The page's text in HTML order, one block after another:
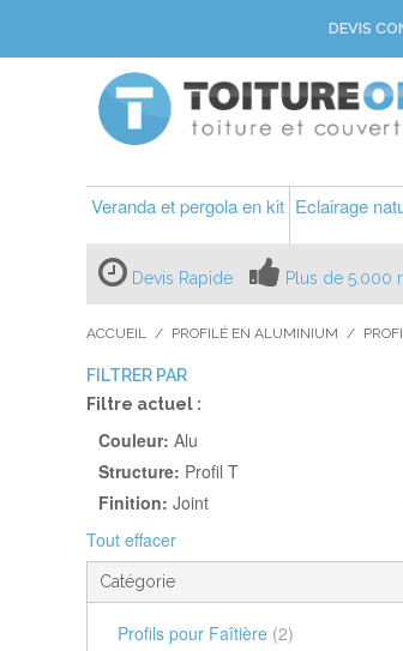
DEVIS
Veranda et pergola en kit Eclairage
Devis Rapide Plus de 5.000
ACCUEIL / PROFILÉ EN ALUMINIUM /
FILTRER PAR
Filtre actuel :
Couleur: Alu
Structure: Profil T
Finition: Joint
Tout effacer
Catégorie
Profils pour Faîtière (2)